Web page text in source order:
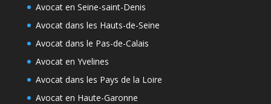
Avocat en Seine-saint-Denis
Avocat dans les Hauts-de-Seine
Avocat dans le Pas-de-Calais
Avocat en Yvelines
Avocat dans les Pays de la Loire
Avocat en Haute-Garonne